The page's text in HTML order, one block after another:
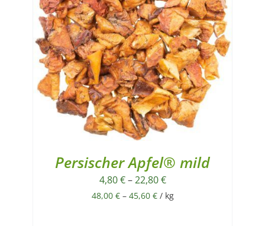
Persischer Apfel® mild
4,80€–22,80€
48,00 €– 45,60 €/ kg